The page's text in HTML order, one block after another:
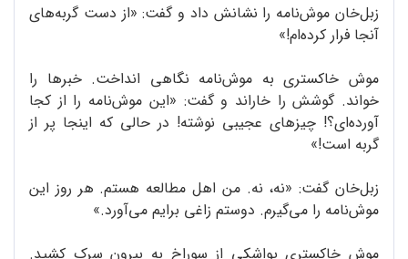
زبل‌خان موش‌نامه را نشانش داد و گفت:‌ «از دست گربه‌های
آنجا فرار کرده‌ام!»
موش خاکستری به موش‌نامه نگاهی انداخت. خبرها را
خواند. گوشش را خاراند و گفت:‌ «این مو‌ش‌نامه را از کجا
آورده‌ای؟! چیزهای عجیبی نوشته! در حالی که اینجا پر از
گربه است!»
زبل‌‌خان گفت: «نه، نه. من اهل مطالعه هستم. هر روز این
موش‌نامه را می‌گیرم. دوستم زاغی برایم می‌آورد.»
موش خاکستری یواشکی از سوراخ به بیرون سرک کشید.